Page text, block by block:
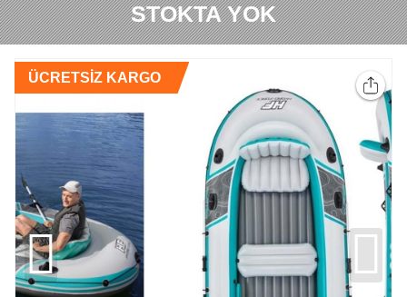
STOKTA YOK
ÜCRETSİZ KARGO